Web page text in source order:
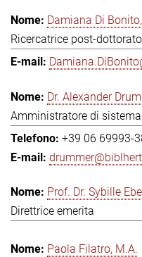
Damiana Di
Ricercatrice post-dottorato
Dr. Alexander
Amministratore di
+39 06 69993-
Prof. Dr. Sybille
Direttrice emerita
Paola Filatro, M.A.